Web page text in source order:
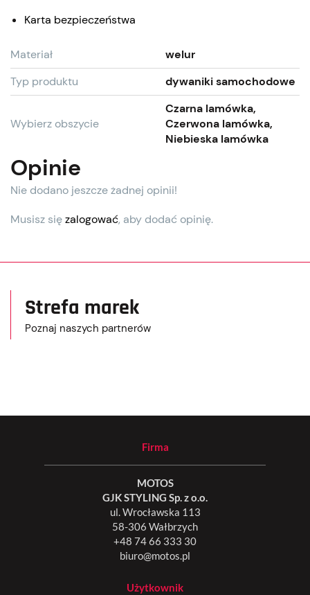
Karta bezpieczeństwa
Materiał
welur
Typ produktu
dywaniki samochodowe
Wybierz obszycie
Czarna lamówka,
Czerwona lamówka,
Niebieska lamówka
Opinie
Nie dodano jeszcze żadnej opinii!
Musisz sięzalogować, aby dodać opinię.
Strefa marek
Poznaj naszych partnerów
Firma
MOTOS
GJK STYLING Sp. z o.o.
ul. Wrocławska 113
58-306 Wałbrzych
+48 74 66 333 30
biuro@motos.pl
Użytkownik